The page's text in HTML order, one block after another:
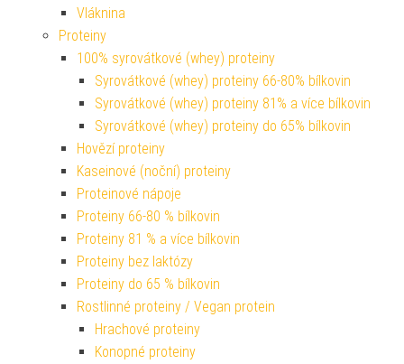
Vláknina
Proteiny
100% syrovátkové (whey) proteiny
Syrovátkové (whey) proteiny 66-80% bílkovin
Syrovátkové (whey) proteiny 81% a více bílkovin
Syrovátkové (whey) proteiny do 65% bílkovin
Hovězí proteiny
Kaseinové (noční) proteiny
Proteinové nápoje
Proteiny 66-80 % bílkovin
Proteiny 81 % a více bílkovin
Proteiny bez laktózy
Proteiny do 65 % bílkovin
Rostlinné proteiny / Vegan protein
Hrachové proteiny
Konopné proteiny